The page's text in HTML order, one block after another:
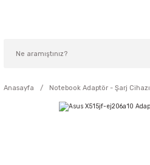
Anasayfa Notebook Adaptör - Şarj Cihazı